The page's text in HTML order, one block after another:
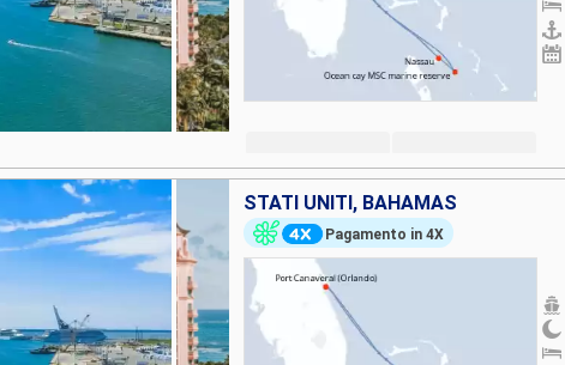
STATI UNITI, BAHAMAS
Pagamento in 4X